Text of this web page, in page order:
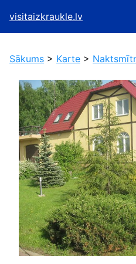
visitaizkraukle.lv
Sākums > Karte >